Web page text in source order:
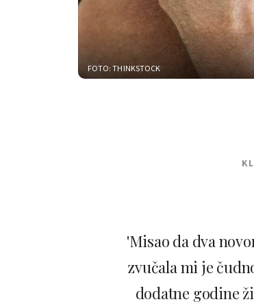
FOTO: THINKSTOCK
'Misao da dva
zvučala mi je
dodatne godine